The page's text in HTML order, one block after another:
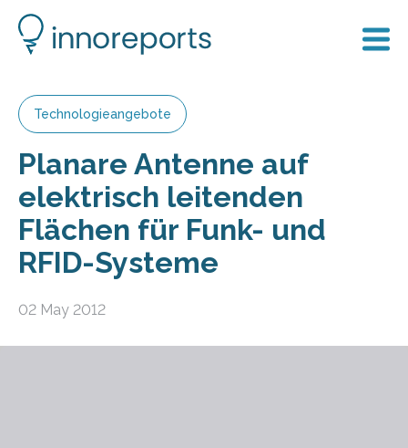
Technologieangebote
Planare Antenne auf
elektrisch leitenden
Flächen für Funk- und
RFID-Systeme
02 May 2012